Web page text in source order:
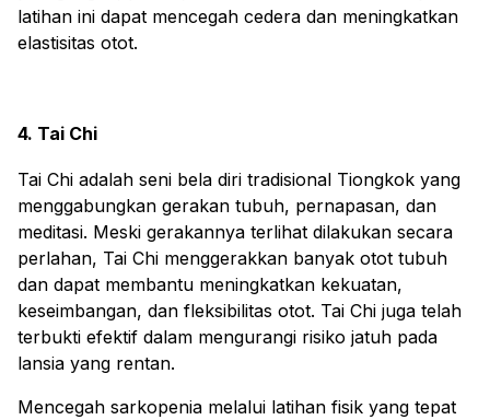
latihan ini dapat mencegah cedera dan meningkatkan
elastisitas otot.
4. Tai Chi
Tai Chi adalah seni bela diri tradisional Tiongkok yang
menggabungkan gerakan tubuh, pernapasan, dan
meditasi. Meski gerakannya terlihat dilakukan secara
perlahan, Tai Chi menggerakkan banyak otot tubuh
dan dapat membantu meningkatkan kekuatan,
keseimbangan, dan fleksibilitas otot. Tai Chi juga telah
terbukti efektif dalam mengurangi risiko jatuh pada
lansia yang rentan.
Mencegah sarkopenia melalui latihan fisik yang tepat